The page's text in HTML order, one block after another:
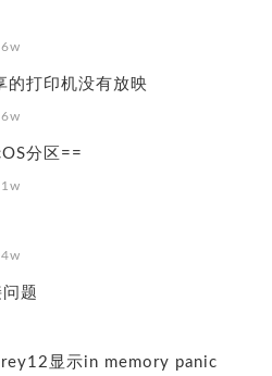
的打印机没有放映
分区==
题
显示in memory panic